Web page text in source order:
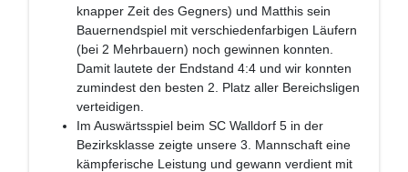
knapper Zeit des Gegners) und Matthis sein
Bauernendspiel mit verschiedenfarbigen Läufern
(bei 2 Mehrbauern) noch gewinnen konnten.
Damit lautete der Endstand 4:4 und wir konnten
zumindest den besten 2. Platz aller Bereichsligen
verteidigen.
Im Auswärtsspiel beim SC Walldorf 5 in der
Bezirksklasse zeigte unsere 3. Mannschaft eine
kämpferische Leistung und gewann verdient mit